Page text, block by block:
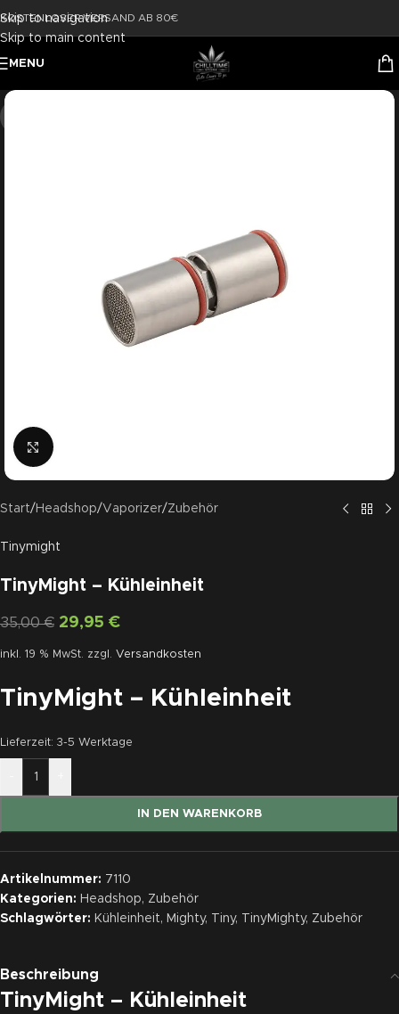
Skip to navigation
Skip to main content
KOSTENLOSER VERSAND AB 80€
MENU
Click to enlarge
Start/ Headshop/Vaporizer/Zubehör
Tinymight
TinyMight – Kühleinheit
35,00€ 29,95 €
inkl. 19 % MwSt. zzgl. Versandkosten
TinyMight – Kühleinheit
Lieferzeit: 3-5 Werktage
IN DEN WARENKORB
Artikelnummer: 7110
Kategorien: Headshop, Zubehör
Schlagwörter: Kühleinheit, Mighty, Tiny, TinyMighty, Zubehör
Beschreibung
TinyMight – Kühleinheit